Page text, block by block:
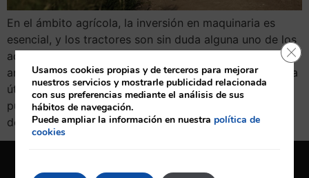
En el ámbito agrícola, la inversión en maquinaria es
esencial, y los tractores son sin duda alguna uno de los
activos más valiosos para los agricultores. En este
artículo, exploraremos la importancia de alargar la vida
útil de un tractor y cómo un mantenimiento adecuado
puede marcar la diferencia. Carumaq, tu concesionario
de confianza en […]
Usamos cookies propias y de terceros para mejorar
nuestros servicios y mostrarle publicidad relacionada
con sus preferencias mediante el análisis de sus
hábitos de navegación.
Puede ampliar la información en nuestra política de
cookies